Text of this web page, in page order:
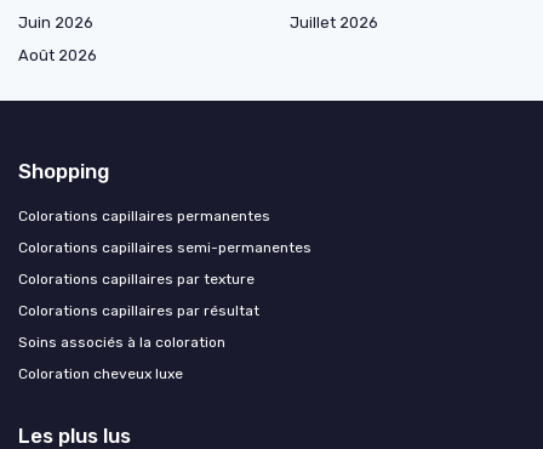
Juin 2026
Juillet 2026
Août 2026
Shopping
Colorations capillaires permanentes
Colorations capillaires semi-permanentes
Colorations capillaires par texture
Colorations capillaires par résultat
Soins associés à la coloration
Coloration cheveux luxe
Les plus lus